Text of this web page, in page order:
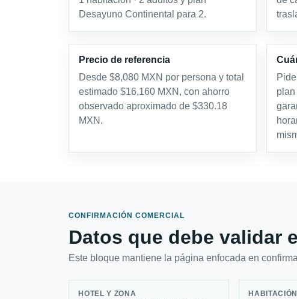
Desayuno Continental para 2.
Precio de referencia
Desde $8,080 MXN por persona y total
estimado $16,160 MXN, con ahorro
observado aproximado de $330.18
MXN.
CONFIRMACIÓN COMERCIAL
Datos que debe validar
Este bloque mantiene la página enfocada en
HOTEL Y ZONA HABITACIÓN